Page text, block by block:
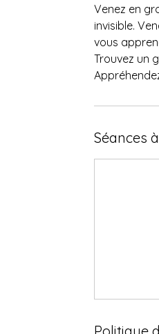
Venez en
invisible.
vous
Trouvez un
Séances